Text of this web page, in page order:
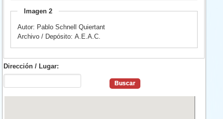
Imagen 2
Autor: Pablo Schnell Quiertant
Archivo / Depósito: A.E.A.C.
Dirección / Lugar: